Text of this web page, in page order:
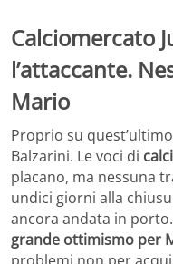
Calciomercato
l’attaccante.
Mario
Proprio su
Balzarini. Le voci di
placano, ma nessuna
undici giorni alla
ancora andata in porto.
grande ottimismo per